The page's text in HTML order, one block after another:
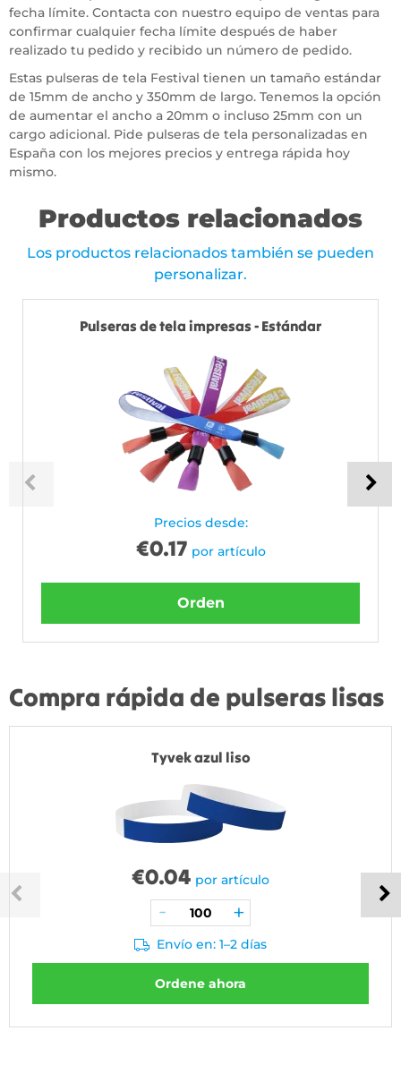
fecha límite. Contacta con nuestro equipo de ventas para
confirmar cualquier fecha límite después de haber
realizado tu pedido y recibido un número de pedido.
Estas pulseras de tela Festival tienen un tamaño estándar
de 15mm de ancho y 350mm de largo. Tenemos la opción
de aumentar el ancho a 20mm o incluso 25mm con un
cargo adicional. Pide pulseras de tela personalizadas en
España con los mejores precios y entrega rápida hoy
mismo.
Productos relacionados
Los productos relacionados también se pueden
personalizar.
Pulseras de tela impresas - Estándar
Precios desde:
€0.17 por artículo
Orden
Compra rápida de pulseras lisas
Tyvek azul liso
€0.04 por artículo
Envío en: 1–2 días
Ordene ahora